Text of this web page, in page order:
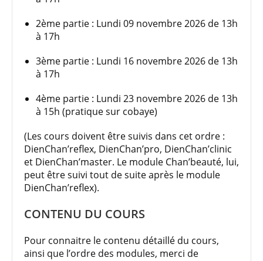
2ème partie : Lundi 09 novembre 2026 de 13h
à 17h
3ème partie : Lundi 16 novembre 2026 de 13h
à 17h
4ème partie : Lundi 23 novembre 2026 de 13h
à 15h (pratique sur cobaye)
(Les cours doivent être suivis dans cet ordre :
DienChan’reflex, DienChan’pro, DienChan’clinic
et DienChan’master. Le module Chan’beauté, lui,
peut être suivi tout de suite après le module
DienChan’reflex).
CONTENU DU COURS
Pour connaitre le contenu détaillé du cours,
ainsi que l’ordre des modules, merci de